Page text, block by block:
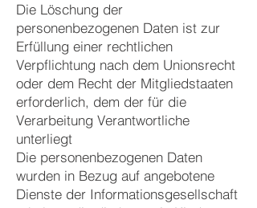
Die Löschung der
personenbezogenen Daten ist zur
Erfüllung einer rechtlichen
Verpflichtung nach dem Unionsrecht
oder dem Recht der Mitgliedstaaten
erforderlich, dem der für die
Verarbeitung Verantwortliche
unterliegt
Die personenbezogenen Daten
wurden in Bezug auf angebotene
Dienste der Informationsgesellschaft